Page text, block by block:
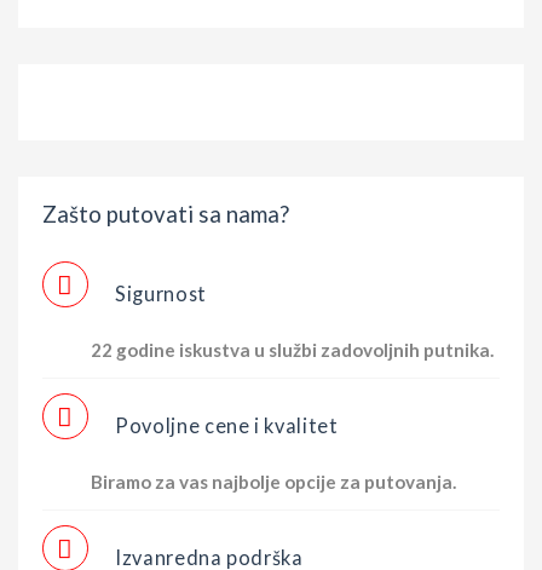
Zašto putovati sa nama?
Sigurnost
22 godine iskustva u službi zadovoljnih putnika.
Povoljne cene i kvalitet
Biramo za vas najbolje opcije za putovanja.
Izvanredna podrška